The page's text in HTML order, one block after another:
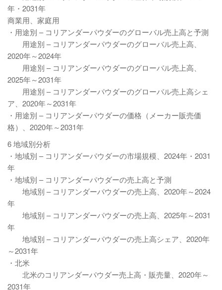
年・2031年
商業用、家庭用
・用途別 – コリアンダーパウダーのグローバル売上高と予測
用途別 – コリアンダーパウダーのグローバル売上高、
2020年～2024年
用途別 – コリアンダーパウダーのグローバル売上高、
2025年～2031年
用途別 – コリアンダーパウダーのグローバル売上高シェ
ア、2020年～2031年
・用途別 – コリアンダーパウダーの価格（メーカー販売価
格）、2020年～2031年
6 地域別分析
・地域別 – コリアンダーパウダーの市場規模、2024年・2031
年
・地域別 – コリアンダーパウダーの売上高と予測
地域別 – コリアンダーパウダーの売上高、2020年～2024
年
地域別 – コリアンダーパウダーの売上高、2025年～2031
年
地域別 – コリアンダーパウダーの売上高シェア、2020年
～2031年
・北米
北米のコリアンダーパウダー売上高・販売量、2020年～
2031年